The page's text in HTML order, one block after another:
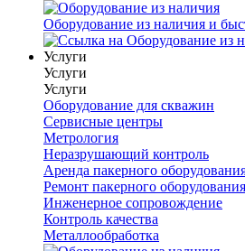
Оборудование из наличия и
Услуги
Услуги
Услуги
Оборудование для скважин
Сервисные центры
Метрология
Неразрушающий контроль
Аренда пакерного
Ремонт пакерного оборудования
Инженерное сопровождение
Контроль качества
Металлообработка